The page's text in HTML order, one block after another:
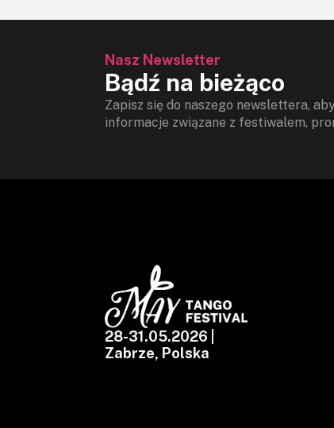
Nasz Newsletter
Bądź na bieżąco
Zapisz się do naszego newslettera,
informacje związane z festiwalem,
28-31.05.2026 |
Zabrze, Polska